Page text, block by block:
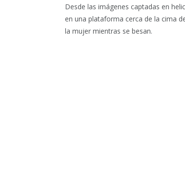
Desde las imágenes captadas en
en una plataforma cerca de la cima
la mujer mientras se besan.